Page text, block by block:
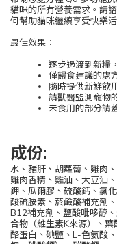
貓咪的所有營養需求。請
何幫助貓咪繼續享受快樂
最佳效果：
逐步過渡到新糧
僅餵食建議的處
隨時提供新鮮飲
請獸醫監測寵物
未食用的部分請
成份:
水、豬肝、胡蘿蔔、雞肉
雞肉香精、雞油、大豆油
鉀、瓜爾膠、硫酸鈣、氯
酸硫胺素、菸鹼酸補充劑
B12補充劑、鹽酸吡哆醇
合物（維生素K來源）、
酪蛋白、碘鹽、L-色氨酸